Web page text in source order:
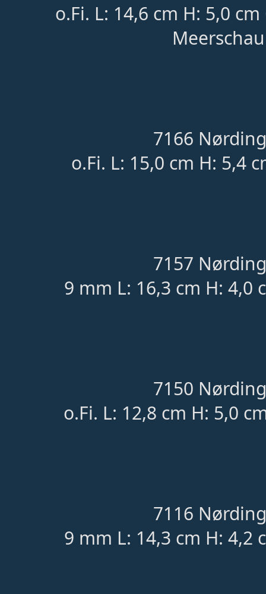
o.Fi. L: 14,6 cm H: 5,0
7166
o.Fi. L: 15,0 cm H: 5,4
7157
9 mm L: 16,3 cm H: 4,0
7150
o.Fi. L: 12,8 cm H: 5,0
7116
9 mm L: 14,3 cm H: 4,2